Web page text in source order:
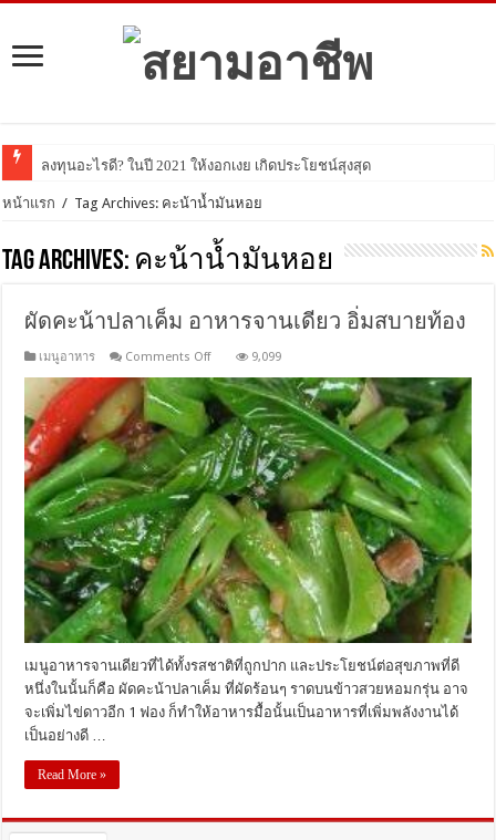
ลงทุนอะไรดี? ในปี 2021 ให้งอกเงย เกิดประโยชน์สุงสุด
หน้าแรก / Tag Archives: คะน้าน้ำมันหอย
Tag Archives: คะน้าน้ำมันหอย
ผัดคะน้าปลาเค็ม อาหารจานเดียว อิ่มสบายท้อง
เมนูอาหาร Comments Offon
คะน้า
ปลา
เค็ม
อาหาร
จาน
เดียว
อิ่ม
สบาย
ท้อง
9,099
เมนูอาหารจานเดียวที่ได้ทั้งรสชาติที่ถูกปาก และประโยชน์ต่อสุขภาพที่ดี
หนึ่งในนั้นก็คือ ผัดคะน้าปลาเค็ม ที่ผัดร้อนๆ ราดบนข้าวสวยหอมกรุ่น อาจ
จะเพิ่มไข่ดาวอีก 1 ฟอง ก็ทำให้อาหารมื้อนั้นเป็นอาหารที่เพิ่มพลังงานได้
เป็นอย่างดี …
Read More »